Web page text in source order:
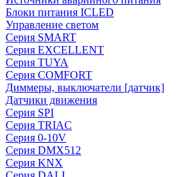
Блоки питания ICLED
Управление светом
Серия SMART
Серия EXCELLENT
Серия TUYA
Серия COMFORT
Диммеры, выключатели [датчик]
Датчики движения
Серия SPI
Серия TRIAC
Серия 0-10V
Серия DMX512
Серия KNX